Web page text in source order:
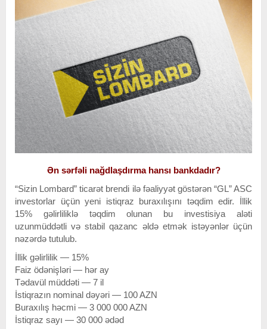
Ən sərfəli nağdlaşdırma hansı bankdadır?
“Sizin Lombard” ticarət brendi ilə fəaliyyət göstərən “GL” ASC
investorlar üçün yeni istiqraz buraxılışını təqdim edir. İllik
15% gəlirliliklə təqdim olunan bu investisiya aləti
uzunmüddətli və stabil qazanc əldə etmək istəyənlər üçün
nəzərdə tutulub.
İllik gəlirlilik — 15%
Faiz ödənişləri — hər ay
Tədavül müddəti — 7 il
İstiqrazın nominal dəyəri — 100 AZN
Buraxılış həcmi — 3 000 000 AZN
İstiqraz sayı — 30 000 ədəd